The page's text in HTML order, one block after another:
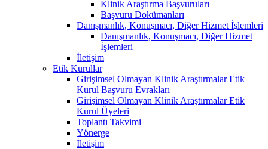
Klinik Araştırma Başvuruları
Başvuru Dokümanları
Danışmanlık, Konuşmacı, Diğer Hizmet İşlemleri
Danışmanlık, Konuşmacı, Diğer Hizmet
İşlemleri
İletişim
Etik Kurullar
Girişimsel Olmayan Klinik Araştırmalar Etik
Kurul Başvuru Evrakları
Girişimsel Olmayan Klinik Araştırmalar Etik
Kurul Üyeleri
Toplantı Takvimi
Yönerge
İletişim